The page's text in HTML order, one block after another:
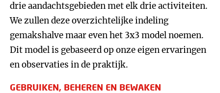
drie aandachtsgebieden met elk drie activiteiten.
We zullen deze overzichtelijke indeling
gemakshalve maar even het 3x3 model noemen.
Dit model is gebaseerd op onze eigen ervaringen
en observaties in de praktijk.
GEBRUIKEN, BEHEREN EN BEWAKEN